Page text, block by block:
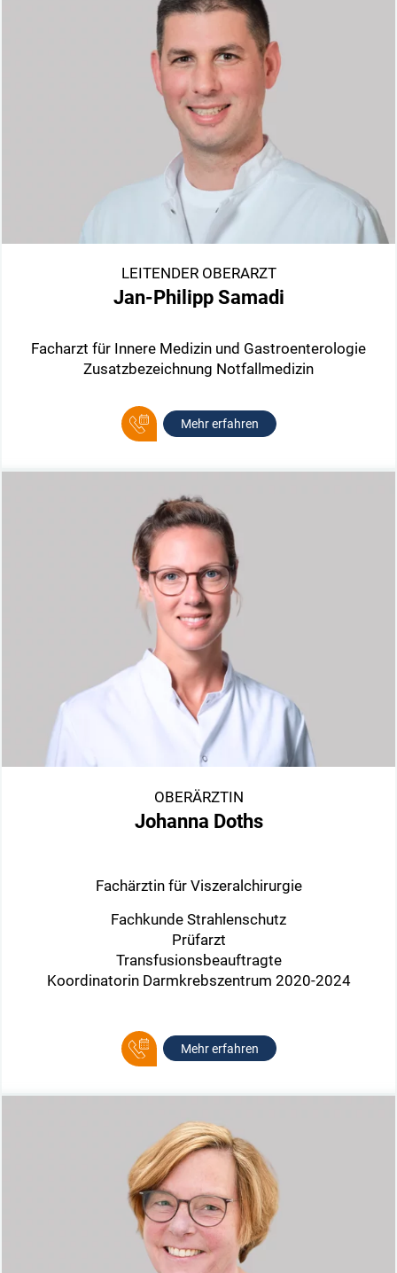
LEITENDER OBERARZT
Jan-Philipp Samadi
Facharzt für Innere Medizin und Gastroenterologie
Zusatzbezeichnung Notfallmedizin
Mehr erfahren
OBERÄRZTIN
Johanna Doths
Fachärztin für Viszeralchirurgie
Fachkunde Strahlenschutz
Prüfarzt
Transfusionsbeauftragte
Koordinatorin Darmkrebszentrum 2020-2024
Mehr erfahren